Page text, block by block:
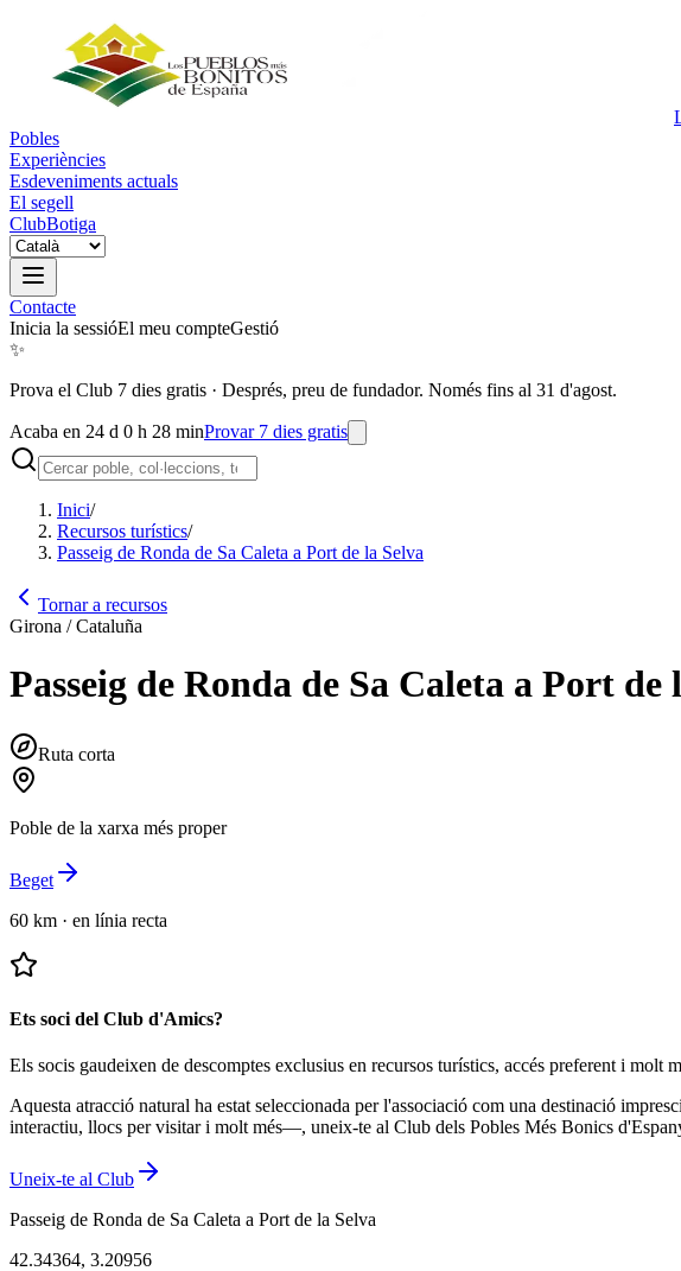
Pobles
Experiències
Esdeveniments actuals
El segell
ClubBotiga
Contacte
Inicia la sessióEl meu compteGestió
✨
Prova el Club 7 dies gratis · Després, preu de fundador. Només fins al 31 d'agost.
Acaba en 24 d 0 h 28 minProvar 7 dies gratis
Inici/
Recursos turístics/
Passeig de Ronda de Sa Caleta a Port de la Selva
Tornar a recursos
Girona / Cataluña
Passeig de Ronda de Sa Caleta a Port de
Ruta corta
Poble de la xarxa més proper
Beget
60 km · en línia recta
Ets soci del Club d'Amics?
Els socis gaudeixen de descomptes exclusius en recursos turístics, accés preferent i molt
Aquesta atracció natural ha estat seleccionada per l'associació com una destinació
interactiu, llocs per visitar i molt més—, uneix-te al Club dels Pobles Més Bonics
Uneix-te al Club
Passeig de Ronda de Sa Caleta a Port de la Selva
42.34364, 3.20956